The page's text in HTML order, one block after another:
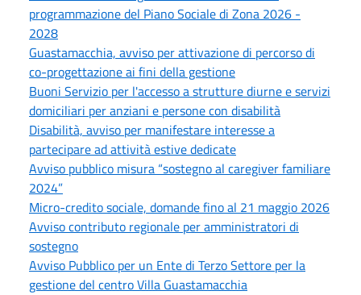
programmazione del Piano Sociale di Zona 2026 -
2028
Guastamacchia, avviso per attivazione di percorso di
co-progettazione ai fini della gestione
Buoni Servizio per l'accesso a strutture diurne e servizi
domiciliari per anziani e persone con disabilità
Disabilità, avviso per manifestare interesse a
partecipare ad attività estive dedicate
Avviso pubblico misura “sostegno al caregiver familiare
2024”
Micro-credito sociale, domande fino al 21 maggio 2026
Avviso contributo regionale per amministratori di
sostegno
Avviso Pubblico per un Ente di Terzo Settore per la
gestione del centro Villa Guastamacchia